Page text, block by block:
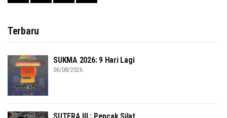
Terbaru
SUKMA 2026: 9 Hari Lagi
06/08/2026
SUTERA III : Pencak Silat